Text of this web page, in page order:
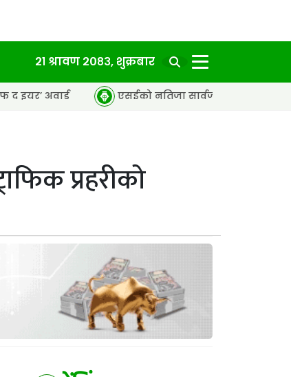
२१ श्रावण २०८३, शुक्रबार
एसईको नतिजा सार्वजनिक, ६५.९८ प्रतिशत विद्यार्थी
प्रहरीको